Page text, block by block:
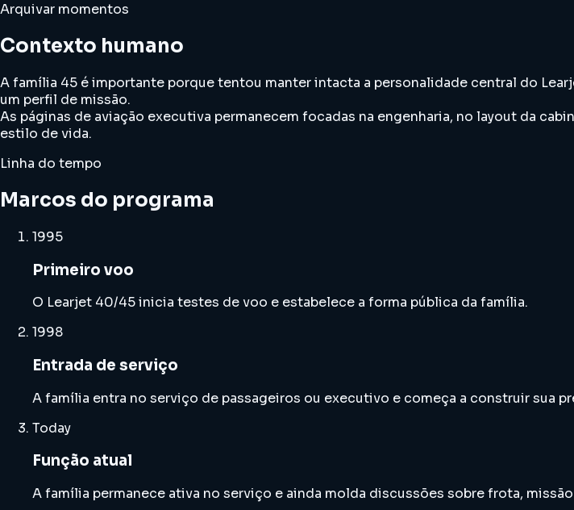
Arquivar momentos
Contexto humano
A família 45 é importante porque tentou manter intacta a personalidade central do
um perfil de missão.
As páginas de aviação executiva permanecem focadas na engenharia, no layout da
estilo de vida.
Linha do tempo
Marcos do programa
1995
Primeiro voo
O Learjet 40/45 inicia testes de voo e estabelece a forma pública da família.
1998
Entrada de serviço
A família entra no serviço de passageiros ou executivo e começa a construir sua
Today
Função atual
A família permanece ativa no serviço e ainda molda discussões sobre frota,